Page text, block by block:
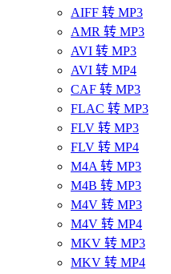
AIFF 转 MP3
AMR 转 MP3
AVI 转 MP3
AVI 转 MP4
CAF 转 MP3
FLAC 转 MP3
FLV 转 MP3
FLV 转 MP4
M4A 转 MP3
M4B 转 MP3
M4V 转 MP3
M4V 转 MP4
MKV 转 MP3
MKV 转 MP4